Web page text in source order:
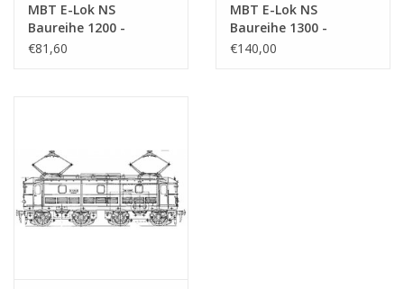
MBT E-Lok NS
Baureihe 1200 -
Bauzeichnung
€81,60
MBT E-Lok NS
Baureihe 1300 -
Bauzeichnung
€140,00